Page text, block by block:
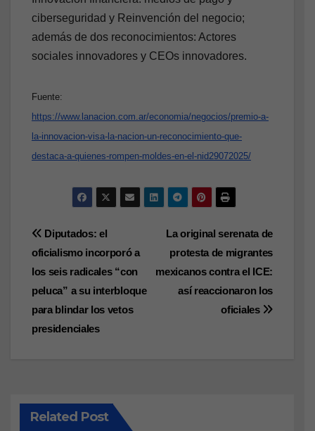
ciberseguridad y Reinvención del negocio;
además de dos reconocimientos: Actores
sociales innovadores y CEOs innovadores.
Fuente:
https://www.lanacion.com.ar/economia/negocios/premio-a-
la-innovacion-visa-la-nacion-un-reconocimiento-que-
destaca-a-quienes-rompen-moldes-en-el-nid29072025/
Navegación
de
entradas
La original serenata de
protesta de migrantes
mexicanos contra el ICE:
así reaccionaron los
oficiales
Diputados: el
oficialismo incorporó a
los seis radicales “con
peluca” a su interbloque
para blindar los vetos
presidenciales
Related Post